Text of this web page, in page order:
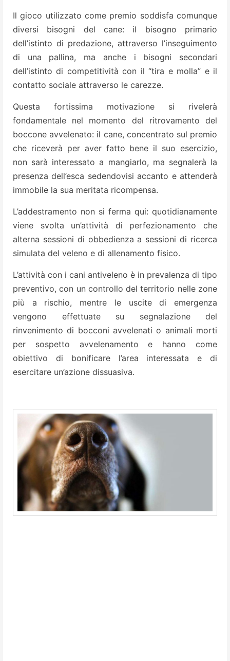
Il gioco utilizzato come premio soddisfa comunque
diversi bisogni del cane: il bisogno primario
dell’istinto di predazione, attraverso l’inseguimento
di una pallina, ma anche i bisogni secondari
dell’istinto di competitività con il “tira e molla” e il
contatto sociale attraverso le carezze.
Questa fortissima motivazione si rivelerà
fondamentale nel momento del ritrovamento del
boccone avvelenato: il cane, concentrato sul premio
che riceverà per aver fatto bene il suo esercizio,
non sarà interessato a mangiarlo, ma segnalerà la
presenza dell’esca sedendovisi accanto e attenderà
immobile la sua meritata ricompensa.
L’addestramento non si ferma qui: quotidianamente
viene svolta un’attività di perfezionamento che
alterna sessioni di obbedienza a sessioni di ricerca
simulata del veleno e di allenamento fisico.
L’attività con i cani antiveleno è in prevalenza di tipo
preventivo, con un controllo del territorio nelle zone
più a rischio, mentre le uscite di emergenza
vengono effettuate su segnalazione del
rinvenimento di bocconi avvelenati o animali morti
per sospetto avvelenamento e hanno come
obiettivo di bonificare l’area interessata e di
esercitare un’azione dissuasiva.